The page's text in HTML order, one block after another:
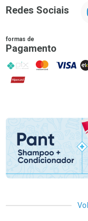
Redes Sociais
formas de
Pagamento
PIX MasterCard
VISA
Hipercard
Promoção em